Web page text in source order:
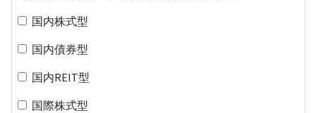
国内株式型
国内債券型
国内REIT型
国際株式型